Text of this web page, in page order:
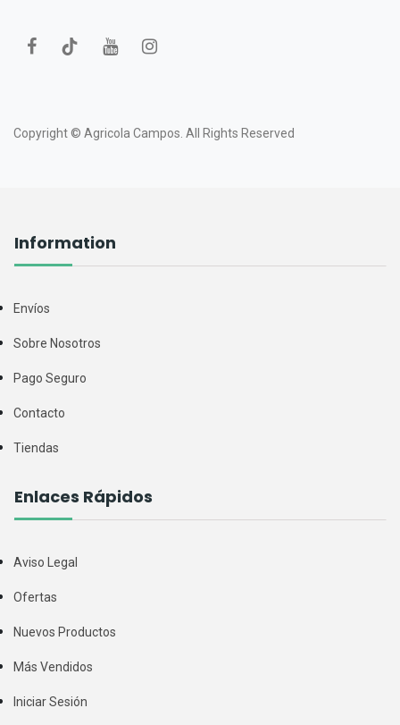
Copyright © Agricola Campos. All Rights Reserved
Information
Envíos
Sobre Nosotros
Pago Seguro
Contacto
Tiendas
Enlaces Rápidos
Aviso Legal
Ofertas
Nuevos Productos
Más Vendidos
Iniciar Sesión